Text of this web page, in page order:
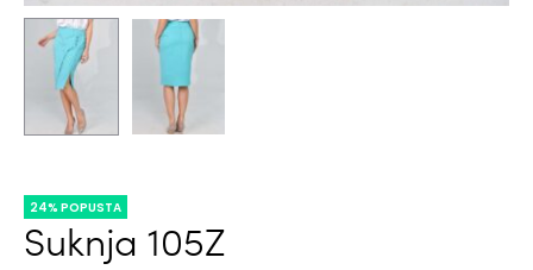
24% POPUSTA
Suknja 105Z